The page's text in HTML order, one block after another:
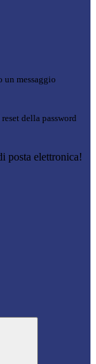
un messaggio
della password
posta elettronica!